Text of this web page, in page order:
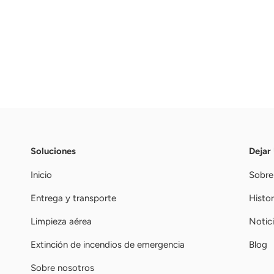
Soluciones
Inicio
Entrega y transporte
Limpieza aérea
Extinción de incendios de emergencia
Sobre nosotros
Dejar
Blog